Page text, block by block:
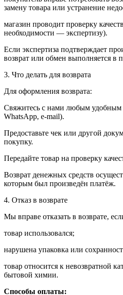
замену товара или устранение
магазин проводит проверку
необходимости — экспертизу).
Если экспертиза подтверждает
возврат или обмен выполняется в
3. Что делать для возврата
Для оформления возврата:
Свяжитесь с нами любым удобным
WhatsApp, e-mail).
Предоставьте чек или другой
покупку.
Передайте товар на проверку
Возврат денежных средств
которым был произведён платёж.
4. Отказ в возврате
Мы вправе отказать в возврате,
товар использовался;
нарушена упаковка или
товар относится к невозвратной
бытовой химии.
Способы оплаты: